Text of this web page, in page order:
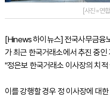
[사진=연
[Hinews 하이뉴스] 전국사무금융
가 최근 한국거래소에서 추진 중
"정은보 한국거래소 이사장의 치
이를 강행할 경우 정 이사장에 대